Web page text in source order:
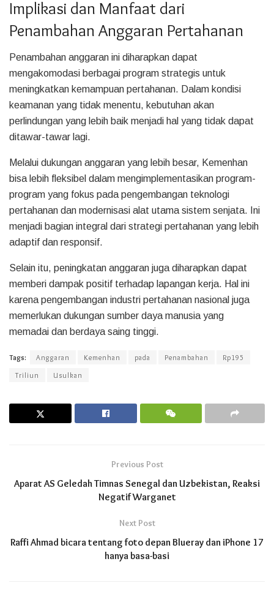
Implikasi dan Manfaat dari
Penambahan Anggaran Pertahanan
Penambahan anggaran ini diharapkan dapat
mengakomodasi berbagai program strategis untuk
meningkatkan kemampuan pertahanan. Dalam kondisi
keamanan yang tidak menentu, kebutuhan akan
perlindungan yang lebih baik menjadi hal yang tidak dapat
ditawar-tawar lagi.
Melalui dukungan anggaran yang lebih besar, Kemenhan
bisa lebih fleksibel dalam mengimplementasikan program-
program yang fokus pada pengembangan teknologi
pertahanan dan modernisasi alat utama sistem senjata. Ini
menjadi bagian integral dari strategi pertahanan yang lebih
adaptif dan responsif.
Selain itu, peningkatan anggaran juga diharapkan dapat
memberi dampak positif terhadap lapangan kerja. Hal ini
karena pengembangan industri pertahanan nasional juga
memerlukan dukungan sumber daya manusia yang
memadai dan berdaya saing tinggi.
Tags: Anggaran Kemenhan pada Penambahan
Rp195
Triliun
Usulkan
Previous Post
Aparat AS Geledah Timnas Senegal dan Uzbekistan, Reaksi
Negatif Warganet
Next Post
Raffi Ahmad bicara tentang foto depan Blueray dan iPhone 17
hanya basa-basi